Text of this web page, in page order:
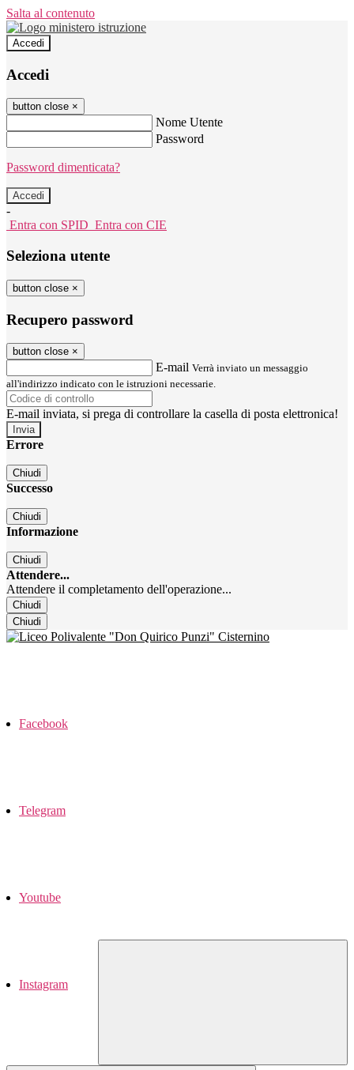
Salta al contenuto
Accedi
Accedi
button close ×
Nome Utente
Password
Password dimenticata?
-
Entra con SPID Entra con CIE
Seleziona utente
button close ×
Recupero password
button close ×
E-mail Verrà inviato un messaggio
all'indirizzo indicato con le istruzioni necessarie.
E-mail inviata, si prega di controllare la casella di posta elettronica!
Errore
Chiudi
Successo
Chiudi
Informazione
Chiudi
Attendere...
Attendere il completamento dell'operazione...
Chiudi
Chiudi
Facebook
Telegram
Youtube
Instagram